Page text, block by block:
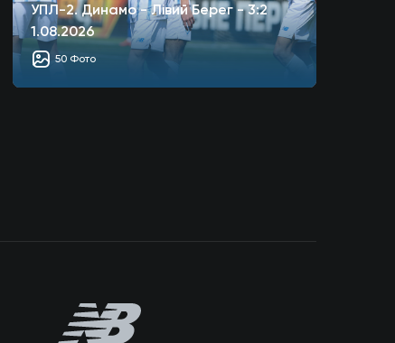
УПЛ-2. Динамо - Лівий Берег - 3:2
1.08.2026
50 Фото